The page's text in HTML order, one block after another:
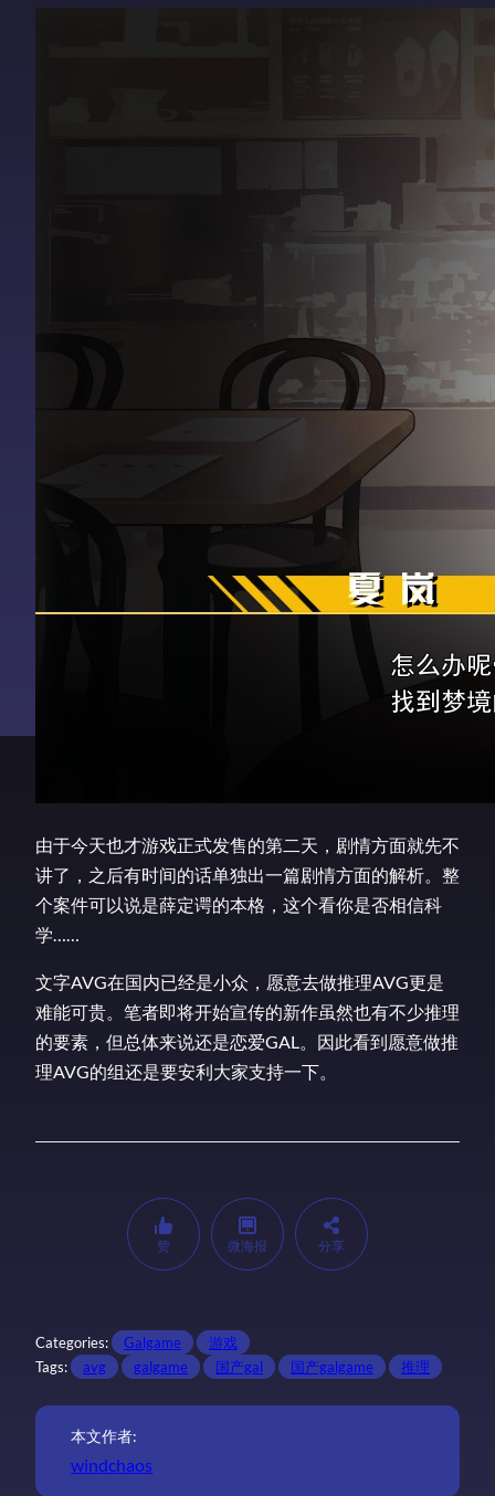
由于今天也才游戏正式发售的第二天，剧情方面就先不
讲了，之后有时间的话单独出一篇剧情方面的解析。整
个案件可以说是薛定谔的本格，这个看你是否相信科
学……
文字AVG在国内已经是小众，愿意去做推理AVG更是
难能可贵。笔者即将开始宣传的新作虽然也有不少推理
的要素，但总体来说还是恋爱GAL。因此看到愿意做推
理AVG的组还是要安利大家支持一下。
赞 微海报 分享
Categories: Galgame
游戏
Tags:
avg galgame 国产gal 国产galgame 推理
本文作者:
windchaos